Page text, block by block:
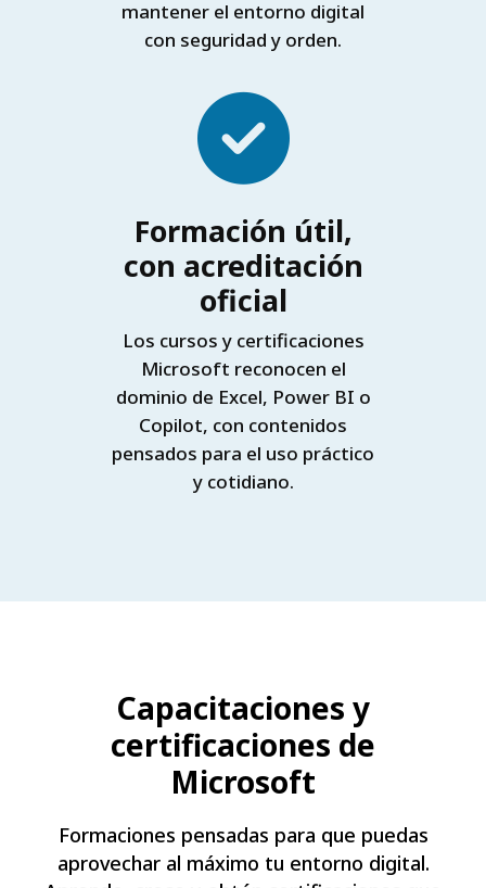
mantener el entorno digital
con seguridad y orden.
Formación útil,
con acreditación
oficial
Los cursos y certificaciones
Microsoft reconocen el
dominio de Excel, Power BI o
Copilot, con contenidos
pensados para el uso práctico
y cotidiano.
Capacitaciones y
certificaciones de
Microsoft
Formaciones pensadas para que puedas
aprovechar al máximo tu entorno digital.